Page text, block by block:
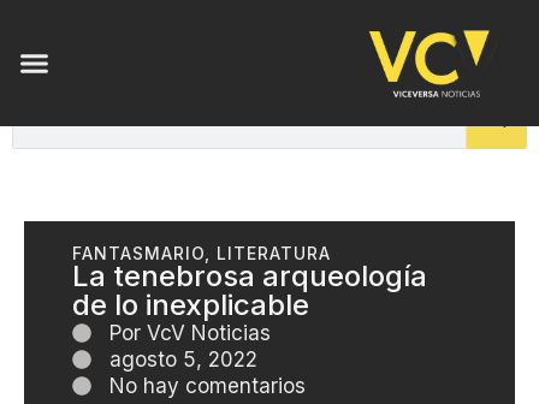
FANTASMARIO LITERATURA
La tenebrosa arqueología
de lo inexplicable
Por VcV Noticias
agosto 5, 2022
No hay comentarios